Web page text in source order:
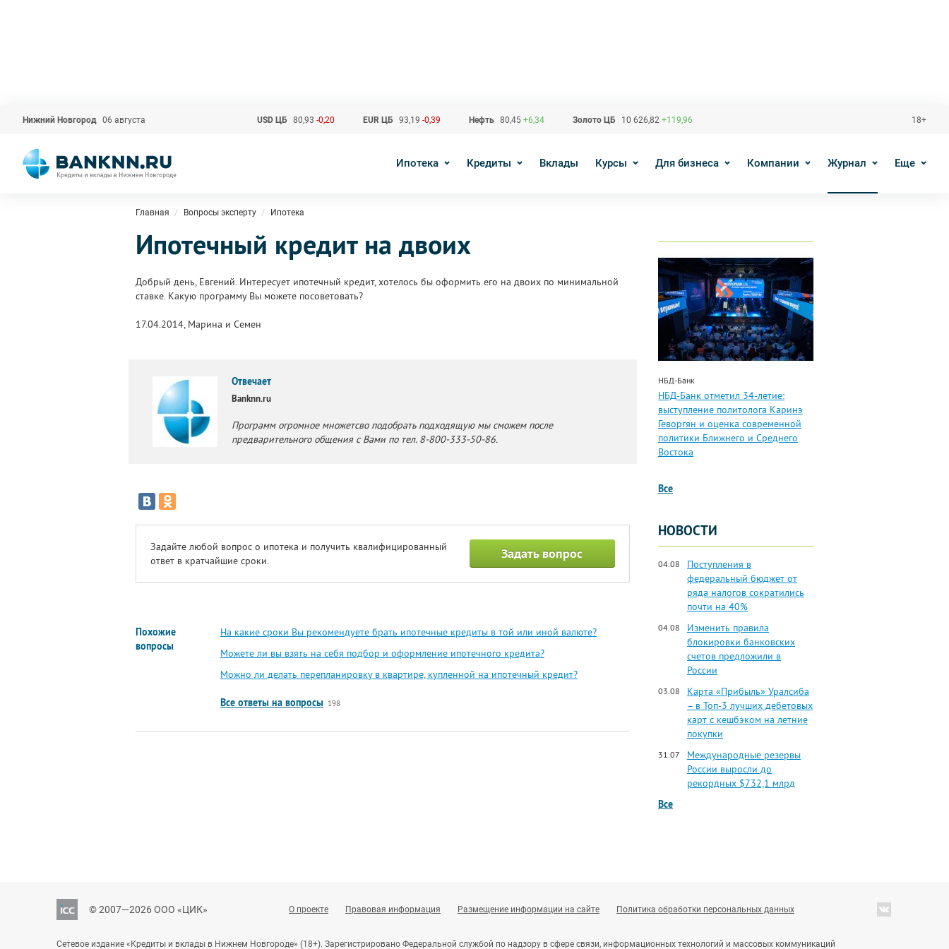
Нижний Новгород 06 августа USD ЦБ 80,93 -0,20 EUR ЦБ 93,19 -0,39 Нефть 80,45 +6,34 Золото ЦБ 10 626,82 +119,96 18+
Ипотека Кредиты Вклады Курсы Для бизнеса Компании Журнал Еще
Главная Вопросы эксперту Ипотека
Ипотечный кредит на двоих
Добрый день, Евгений. Интересует ипотечный кредит, хотелось бы оформить его на двоих по минимальной
ставке. Какую программу Вы можете посоветовать?
17.04.2014, Марина и Семен
Отвечает
Banknn.ru
Программ огромное множетсво подобрать подходящую мы сможем после
предварительного общения с Вами по тел. 8-800-333-50-86.
Задайте любой вопрос о ипотека и получить квалифицированный
ответ в кратчайшие сроки.
Задать вопрос
Похожие
вопросы
На какие сроки Вы рекомендуете брать ипотечные кредиты в той или иной валюте?
Можете ли вы взять на себя подбор и оформление ипотечного кредита?
Можно ли делать перепланировку в квартире, купленной на ипотечный кредит?
Все ответы на вопросы 198
НБД-Банк
НБД-Банк отметил 34-летие:
выступление политолога Каринэ
Геворгян и оценка современной
политики Ближнего и Среднего
Востока
Все
НОВОСТИ
04.08
Поступления в
федеральный бюджет от
ряда налогов сократились
почти на 40%
04.08
Изменить правила
блокировки банковских
счетов предложили в
России
03.08
Карта «Прибыль» Уралсиба
– в Топ-3 лучших дебетовых
карт с кешбэком на летние
покупки
31.07
Международные резервы
России выросли до
рекордных $732,1 млрд
Все
© 2007—2026 ООО «ЦИК» О проекте Правовая информация Размещение информации на сайте Политика обработки персональных данных
Сетевое издание «Кредиты и вклады в Нижнем Новгороде» (18+). Зарегистрировано Федеральной службой по надзору в сфере связи, информационных технологий и массовых коммуникаций